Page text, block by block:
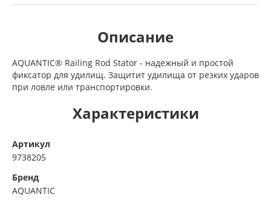
Описание
AQUANTIC® Railing Rod Stator - надежный и простой
фиксатор для удилищ. Защитит удилища от резких ударов
при ловле или транспортировки.
Характеристики
Артикул
9738205
Бренд
AQUANTIC